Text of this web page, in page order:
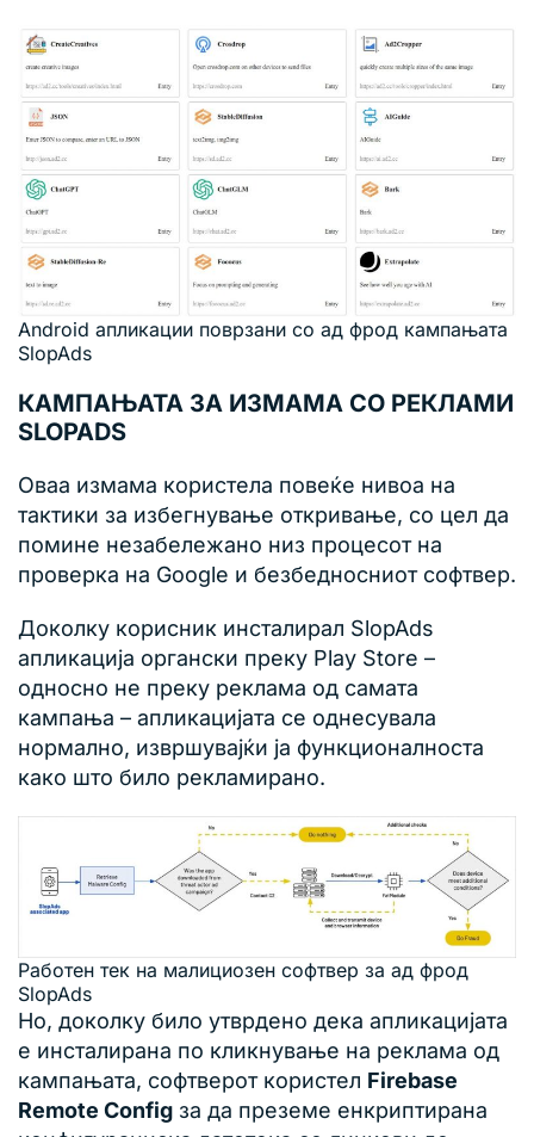
Android апликации поврзани со ад фрод кампањата
SlopAds
КАМПАЊАТА ЗА ИЗМАМА СО РЕКЛАМИ
SLOPADS
Оваа измама користела повеќе нивоа на
тактики за избегнување откривање, со цел да
помине незабележано низ процесот на
проверка на Google и безбедносниот софтвер.
Доколку корисник инсталирал SlopAds
апликација органски преку Play Store –
односно не преку реклама од самата
кампања – апликацијата се однесувала
нормално, извршувајќи ја функционалноста
како што било рекламирано.
Работен тек на малициозен софтвер за ад фрод
SlopAds
Но, доколку било утврдено дека апликацијата
е инсталирана по кликнување на реклама од
кампањата, софтверот користел Firebase
Remote Config за да преземе енкриптирана